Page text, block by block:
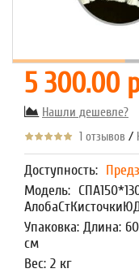
5 300.00
Нашли дешевле?
1 отзывов /
Доступность:
Модель:
Упаковка: Длина:
см
Вес: 2 кг